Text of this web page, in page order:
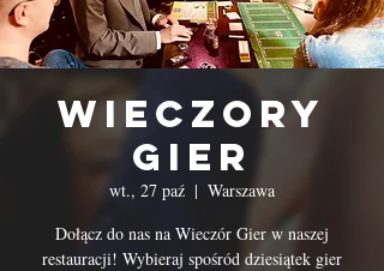
Wieczory
Gier
wt., 27 paź
  |
Warszawa
Dołącz do nas na Wieczór Gier w naszej
restauracji! Wybieraj spośród dziesiątek gier